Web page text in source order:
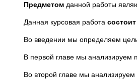
Предметом данной работы
Данная курсовая работа
Во введении мы определяем
В первой главе мы анализируем
Во второй главе мы